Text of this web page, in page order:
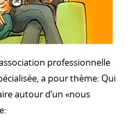
professionnelle
a pour thème: Qui
autour d’un «nous